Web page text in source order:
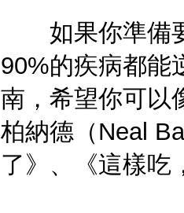
如果你準備要
90%的疾病都能
南，希望你可以
柏納德（Neal
了》、《這樣吃